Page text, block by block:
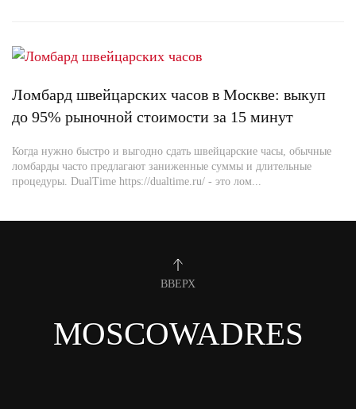
Ломбард швейцарских часов в Москве: выкуп
до 95% рыночной стоимости за 15 минут
Когда нужно быстро и выгодно сдать швейцарские часы, обычные
ломбарды часто предлагают заниженные суммы и длительные
процедуры. DualTime https://dualtime.ru/ - это лом...
ВВЕРХ
MOSCOWADRES